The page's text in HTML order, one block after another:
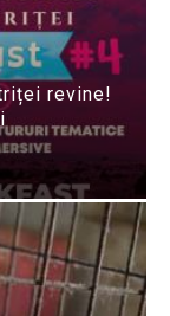
revine!